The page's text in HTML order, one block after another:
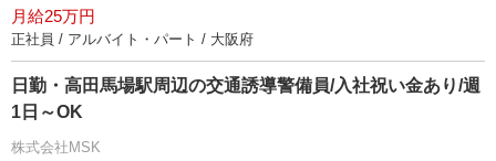
月給25万円
正社員 / アルバイト・パート / 大阪府
日勤・高田馬場駅周辺の交通誘導警備員/入社祝い金あり/週
1日～OK
株式会社MSK